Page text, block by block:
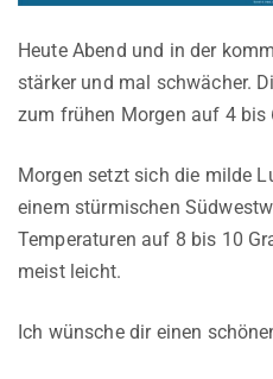
Heute Abend und in der
stärker und mal schwächer.
zum frühen Morgen auf 4 bis
Morgen setzt sich die milde
einem stürmischen
Temperaturen auf 8 bis 10
meist leicht.
Ich wünsche dir einen